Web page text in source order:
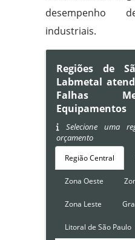
desempenho
industriais.
Regiões de
Labmetal
Falhas
Equipamentos
Selecione uma
orçamento
Região Central
Zona Oeste
Zona Leste
Litoral de São Paulo